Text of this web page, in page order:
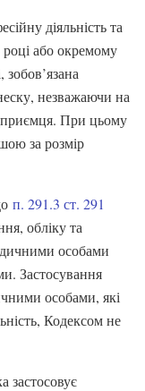
діяльність та
або окремому
зобов’язана
незважаючи на
При цьому
за розмір
п. 291.3 ст. 291
обліку та
особами
Застосування
особами, які
Кодексом не
застосовує